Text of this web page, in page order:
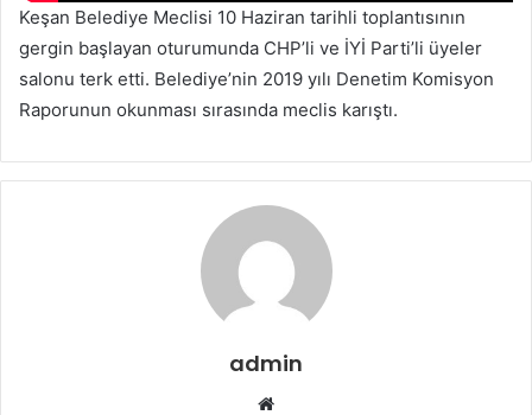
Keşan Belediye Meclisi 10 Haziran tarihli toplantısının
gergin başlayan oturumunda CHP’li ve İYİ Parti’li üyeler
salonu terk etti. Belediye’nin 2019 yılı Denetim Komisyon
Raporunun okunması sırasında meclis karıştı.
admin
Web